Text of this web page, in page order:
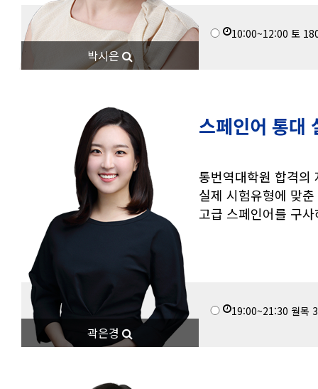
10:00~12:00 토
박시은
스페인어 통대
통번역대학원 합격의
실제 시험유형에 맞
고급 스페인어를 구
19:00~21:30 월목
곽은경